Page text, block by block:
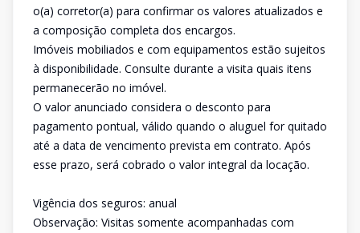
o(a) corretor(a) para confirmar os valores atualizados e
a composição completa dos encargos.
Imóveis mobiliados e com equipamentos estão sujeitos
à disponibilidade. Consulte durante a visita quais itens
permanecerão no imóvel.
O valor anunciado considera o desconto para
pagamento pontual, válido quando o aluguel for quitado
até a data de vencimento prevista em contrato. Após
esse prazo, será cobrado o valor integral da locação.
Vigência dos seguros: anual
Observação: Visitas somente acompanhadas com